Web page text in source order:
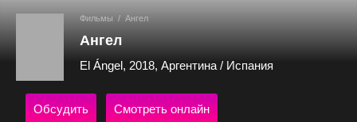
Фильмы / Ангел
Ангел
El Ángel, 2018, Аргентина / Испания
Обсудить Смотреть онлайн